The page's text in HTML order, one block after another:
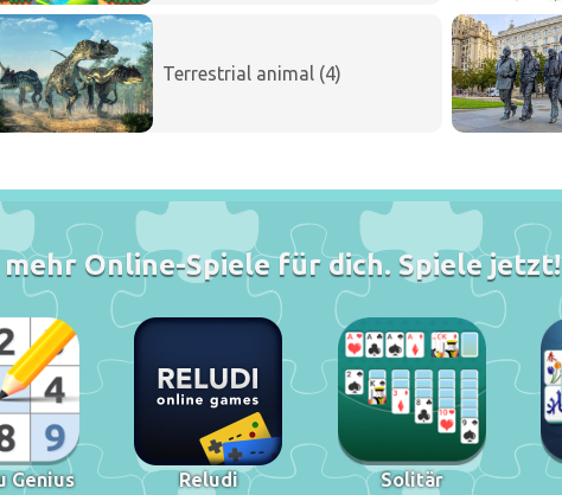
Terrestrial animal (4)
Online-Spiele für dich. Spiele jetzt!
Genius Reludi Solitär